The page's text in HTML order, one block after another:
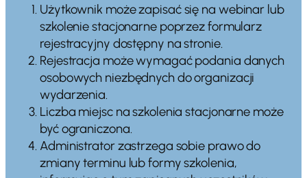
Użytkownik może zapisać się na webinar lub
szkolenie stacjonarne poprzez formularz
rejestracyjny dostępny na stronie.
Rejestracja może wymagać podania danych
osobowych niezbędnych do organizacji
wydarzenia.
Liczba miejsc na szkolenia stacjonarne może
być ograniczona.
Administrator zastrzega sobie prawo do
zmiany terminu lub formy szkolenia,